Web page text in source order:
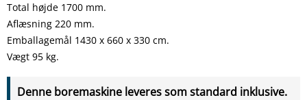
Total højde 1700 mm.
Aflæsning 220 mm.
Emballagemål 1430 x 660 x 330 cm.
Vægt 95 kg.
Denne boremaskine leveres som standard inklusive.